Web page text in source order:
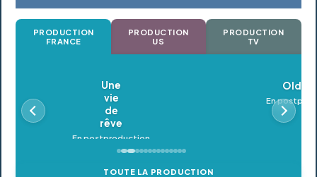
PRODUCTION
FRANCE
PRODUCTION
US
PRODUCTION
TV
Oldeupe
En postproduction
TOUTE LA PRODUCTION